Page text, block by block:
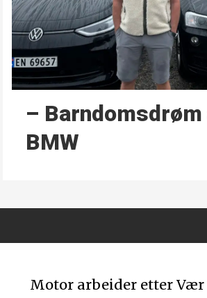
–
BMW
Motor arbeider etter Vær